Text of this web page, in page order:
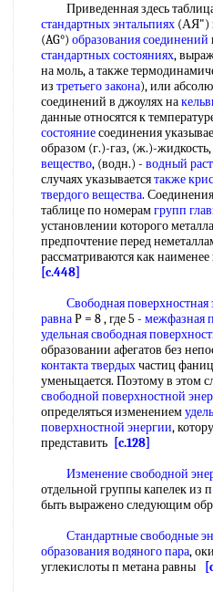
Приведенная здесь
стандартных энтальпиях (АЯ")
(AG°) образования соединений
стандартных состояниях,
на моль, а также
из третьего закона), или
соединений в джоулях на
данные относятся к
состояниесоединения
образом (г.)-газ, (ж.)-
вещество, (водн.) - водный
случаях указываетсятакже
твердого вещества.
таблице по номерамгрупп
установлении которого
предпочтение перед
рассматриваются как
[c.448]
Свободная поверхностная
равнаР = 8 , где 5 - межфазная
удельная свободная
образовании афегатов без
контакта твердыхчастиц
уменьщается. Поэтому в этом
свободной поверхностной
определяться изменением
поверхностной энергии,
представить [c.128]
Изменение свободной
отдельной группы капелек из
быть выражено следующим
Стандартные свободные
образованияводяного пара,
углекислоты п метана равны